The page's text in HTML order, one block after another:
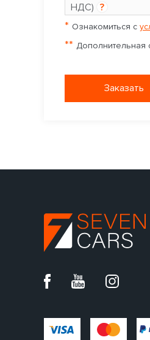
НДС) ?
* Ознакомиться с
** Дополнительная
Заказать